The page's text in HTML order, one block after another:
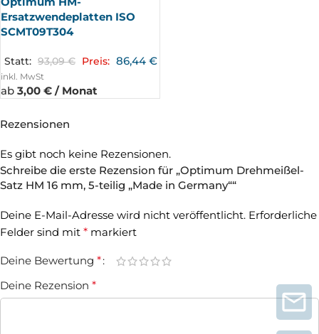
Ersatzwendeplatten ISO
SCMT09T304
Statt: 93,09€ Preis: 86,44 €
inkl. MwSt
ab 3,00 € / Monat
Rezensionen
Es gibt noch keine Rezensionen.
Schreibe die erste Rezension für „Optimum Drehmeißel-
Satz HM 16 mm, 5-teilig „Made in Germany““
Deine E-Mail-Adresse wird nicht veröffentlicht. Erforderliche
Felder sind mit * markiert
Deine Bewertung *
Deine Rezension *